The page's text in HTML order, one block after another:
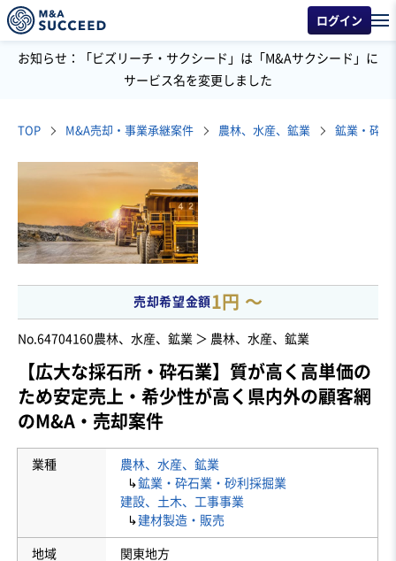
ログイン
お知らせ：「ビズリーチ・サクシード」は「M&Aサクシード」に
サービス名を変更しました
TOP M&A売却・事業承継案件 農林、水産、鉱業 鉱業・砕石
売却希望金額1円 〜
No.64704160農林、水産、鉱業 ＞ 農林、水産、鉱業
【広大な採石所・砕石業】質が高く高単価の
ため安定売上・希少性が高く県内外の顧客網
のM&A・売却案件
業種
農林、水産、鉱業
↳鉱業・砕石業・砂利採掘業
建設、土木、工事事業
↳建材製造・販売
地域 関東地方